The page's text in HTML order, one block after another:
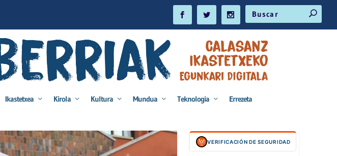
Ikastetxea Kirola Kultura Mundua Teknologia Errezeta
VERIFICACIÓN DE SEGURIDAD